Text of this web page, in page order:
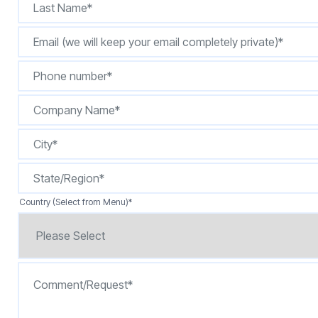
按型号划分的产品
Country (Select from Menu)*